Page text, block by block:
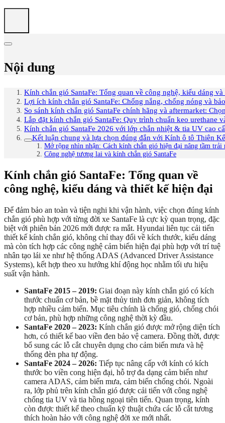
Nội dung
Kính chắn gió SantaFe: Tổng quan về công nghệ, kiểu dáng
Lợi ích kính chắn gió SantaFe: Chống nắng, chống nóng và
So sánh kính chắn gió SantaFe chính hãng và aftermarket:
Lắp đặt kính chắn gió SantaFe: Quy trình chuẩn keo urethane
Kính chắn gió SantaFe 2026 với lớp chắn nhiệt & tia UV cao
Kết luận chung và lựa chọn đúng đắn với Kính ô tô Thiên
Mở rộng nhìn nhận: Cách kính chắn gió hiện đại nâng tầm trải
Công nghệ tương lai và kính chắn gió SantaFe
Kính chắn gió SantaFe: Tổng quan về
công nghệ, kiểu dáng và thiết kế hiện đại
Để đảm bảo an toàn và tiện nghi khi vận hành, việc chọn đúng kính
chắn gió phù hợp với từng đời xe SantaFe là cực kỳ quan trọng, đặc
biệt với phiên bản 2026 mới được ra mắt. Hyundai liên tục cải tiến
thiết kế kính chắn gió, không chỉ thay đổi về kích thước, kiểu dáng
mà còn tích hợp các công nghệ cảm biến hiện đại phù hợp với trí tuệ
nhân tạo lái xe như hệ thống ADAS (Advanced Driver Assistance
Systems), kết hợp theo xu hướng khí động học nhằm tối ưu hiệu
suất vận hành.
SantaFe 2015 – 2019: Giai đoạn này kính chắn gió có kích
thước chuẩn cơ bản, bề mặt thủy tinh đơn giản, không tích
hợp nhiều cảm biến. Mục tiêu chính là chống gió, chống chói
cơ bản, phù hợp những công nghệ thời kỳ đầu.
SantaFe 2020 – 2023: Kính chắn gió được mở rộng diện tích
hơn, có thiết kế bao viền đen bảo vệ camera. Đồng thời, được
bổ sung các lỗ cắt chuyên dụng cho cảm biến mưa và hệ
thống đèn pha tự động.
SantaFe 2024 – 2026: Tiếp tục nâng cấp với kính có kích
thước bo viền cong hiện đại, hỗ trợ đa dạng cảm biến như
camera ADAS, cảm biến mưa, cảm biến chống chói. Ngoài
ra, lớp phủ trên kính chắn gió được cải tiến với công nghệ
chống tia UV và tia hồng ngoại tiên tiến. Quan trọng, kính
còn được thiết kế theo chuẩn kỹ thuật chứa các lỗ cắt tương
thích hoàn hảo với công nghệ đời xe mới nhất.